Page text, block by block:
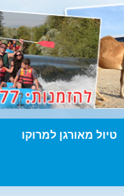
טיול מאורגן למרוקו